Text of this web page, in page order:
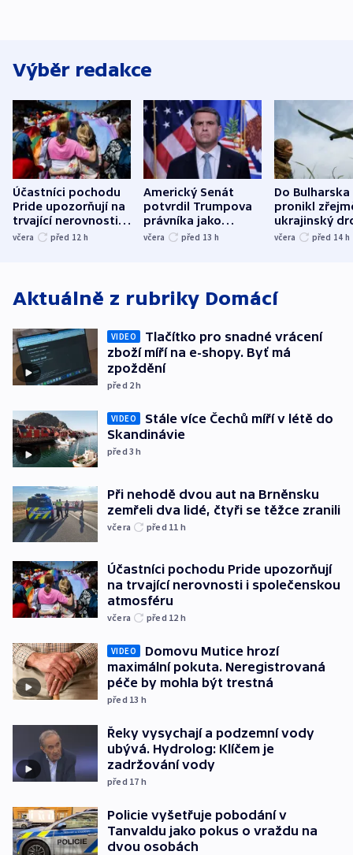
Výběr redakce
Účastníci pochodu
Pride upozorňují na
trvající nerovnosti i
společenskou
včera před 12 h
Americký Senát
potvrdil Trumpova
právníka jako
ministra
včera před 13 h
Do Bulharska
pronikl
ukrajinský
explodoval
včera před 14 h
Aktuálně z rubriky Domácí
VIDEO
Tlačítko pro snadné vrácení
zboží míří na e-shopy. Byť má
zpoždění
před 2h
VIDEO
Stále více Čechů míří v létě do
Skandinávie
před 3h
Při nehodě dvou aut na Brněnsku
zemřeli dva lidé, čtyři se těžce zranili
včera před 11 h
Účastníci pochodu Pride upozorňují
na trvající nerovnosti i společenskou
atmosféru
včera před 12 h
VIDEO
Domovu Mutice hrozí
maximální pokuta. Neregistrovaná
péče by mohla být trestná
před 13 h
Řeky vysychají a podzemní vody
ubývá. Hydrolog: Klíčem je
zadržování vody
před 17 h
Policie vyšetřuje pobodání v
Tanvaldu jako pokus o vraždu na
dvou osobách